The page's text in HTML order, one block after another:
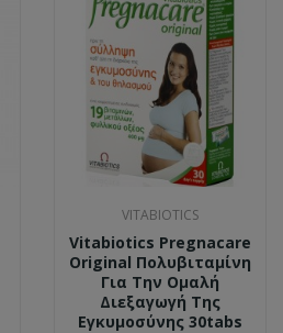
VITABIOTICS
Vitabiotics Pregnacare
Original Πολυβιταμίνη
Για Την Ομαλή
Διεξαγωγή Της
Εγκυμοσύνης 30tabs